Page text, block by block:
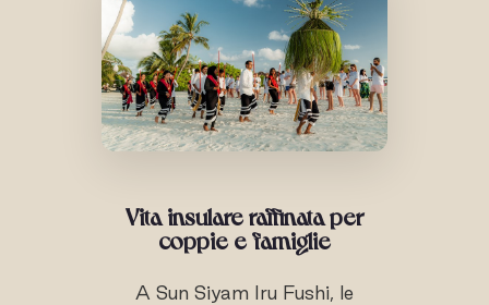
Vita insulare raffinata per
coppie e famiglie
A Sun Siyam Iru Fushi, le